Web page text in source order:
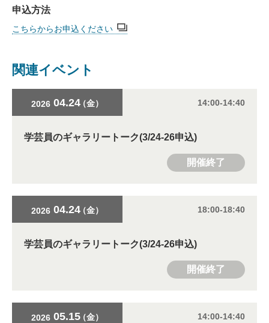
申込方法
こちらからお申込ください
関連イベント
2026 04.24（金） 14:00-14:40
学芸員のギャラリートーク(3/24-26申込)
開催終了
2026 04.24（金） 18:00-18:40
学芸員のギャラリートーク(3/24-26申込)
開催終了
2026 05.15（金） 14:00-14:40